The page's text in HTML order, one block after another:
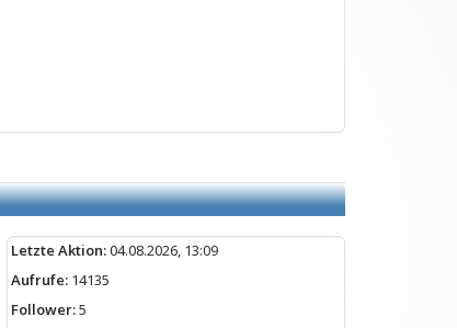
Letzte Aktion:04.08.2026, 13:09
Aufrufe:14135
Follower:5